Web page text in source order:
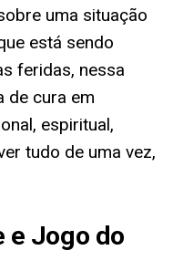
uma situação
está sendo
feridas, nessa
de cura em
espiritual,
tudo de uma vez,
e Jogo do